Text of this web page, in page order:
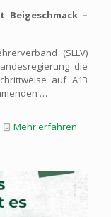
Beigeschmack –
(SLLV)
die
auf A13
…
Mehr erfahren